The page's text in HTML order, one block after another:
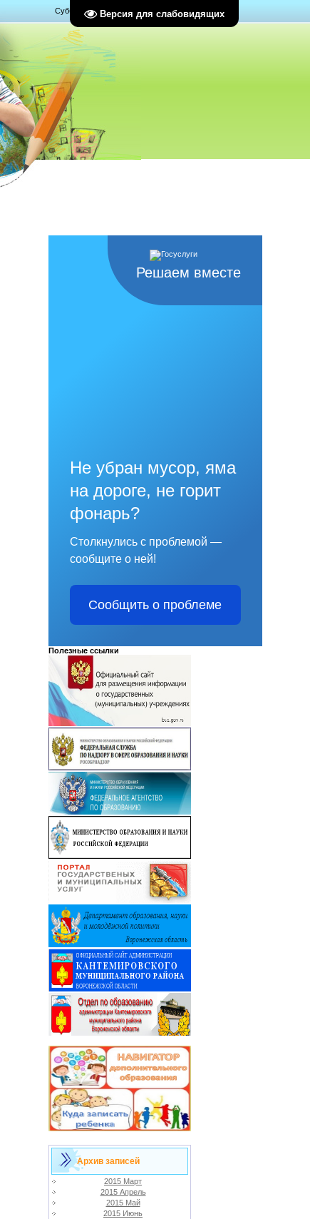
Версия для слабовидящих
Суббота, 08.08.2026, 04:37
Решаем вместе
Не убран мусор, яма
на дороге, не горит
фонарь?
Столкнулись с проблемой —
сообщите о ней!
Сообщить о проблеме
Полезные ссылки
Архив записей
2015 Март
2015 Апрель
2015 Май
2015 Июнь